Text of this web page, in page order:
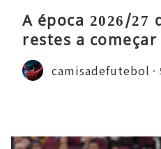
A época 2026/27
restes a começar
camisadefutebol